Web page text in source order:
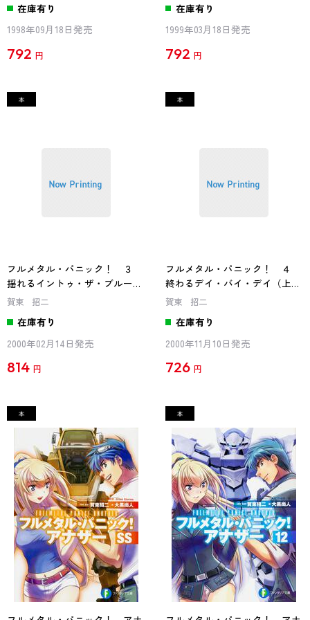
在庫有り
1998年09月18日発売
792 円
在庫有り
1999年03月18日発売
792 円
フルメタル・パニック！ ３
揺れるイントゥ・ザ・ブルー
フルメタル・パニック！
賀東 招二
在庫有り
2000年02月14日発売
814 円
フルメタル・パニック！ ４
終わるデイ・バイ・デイ（上）
フルメタル・パニック！
賀東 招二
在庫有り
2000年11月10日発売
726 円